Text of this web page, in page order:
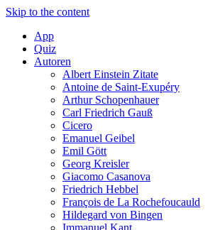
Skip to the content
App
Quiz
Autoren
Albert Einstein Zitate
Antoine de Saint-Exupéry
Arthur Schopenhauer
Carl Friedrich Gauß
Cicero
Emanuel Geibel
Emil Gött
Georg Kreisler
Giacomo Casanova
Friedrich Hebbel
François de La Rochefoucauld
Hildegard von Bingen
Immanuel Kant